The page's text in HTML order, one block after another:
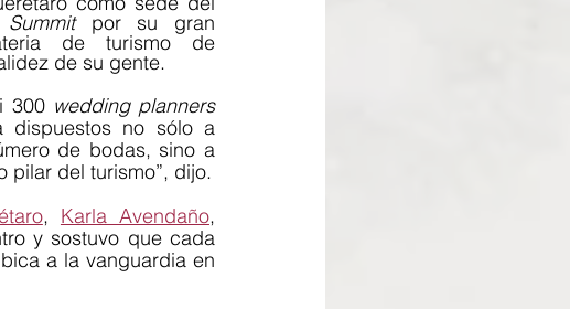
por su gran
de turismo de
de su gente.
300 wedding planners
dispuestos no sólo a
de bodas, sino a
, Karla Avendaño,
y sostuvo que cada
a la vanguardia en